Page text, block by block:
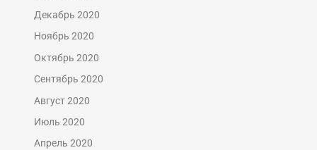
Декабрь 2020
Ноябрь 2020
Октябрь 2020
Сентябрь 2020
Август 2020
Июль 2020
Апрель 2020